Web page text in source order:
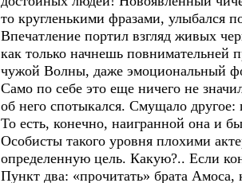
то кругленькими фразами, улыбался
Впечатление портил взгляд живых
как только начнешь повнимательней
чужой Волны, даже эмоциональный
Само по себе это еще ничего не
об него спотыкался. Смущало другое:
То есть, конечно, наигранной она и
Особисты такого уровня плохими
определенную цель. Какую?.. Если
Пункт два: «прочитать» брата